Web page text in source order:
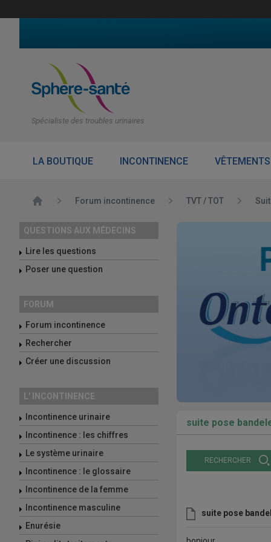
Spécialiste des troubles urinaires
LA BOUTIQUE INCONTINENCE VÊTEMENTS
Accueil Forum incontinence TVT / TOT
QUESTIONS AUX MÉDECINS
Lire les questions
Poser une question
FORUM
Forum incontinence
Rechercher
Créer une discussion
L' INCONTINENCE
Incontinence urinaire
Incontinence : les chiffres
Le système urinaire
Incontinence : le glossaire
Incontinence de la femme
Incontinence masculine
Enurésie
suite pose
RECHERCHER
suite pose